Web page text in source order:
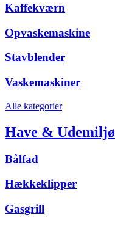
Kaffekværn
Opvaskemaskine
Stavblender
Vaskemaskiner
Alle kategorier
Have & Udemiljø
Bålfad
Hækkeklipper
Gasgrill